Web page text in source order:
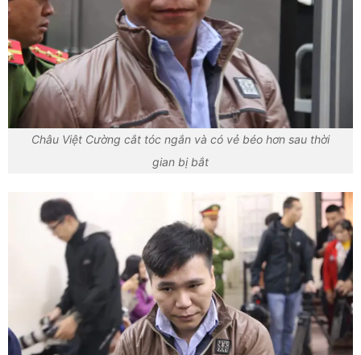
Châu Việt Cường cắt tóc ngắn và có vẻ béo hơn sau thời
gian bị bắt